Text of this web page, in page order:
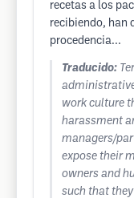
recetas a los
recibiendo, han
procedencia...
Traducido:
work culture
harassment
managers/
expose their
owners and
such that